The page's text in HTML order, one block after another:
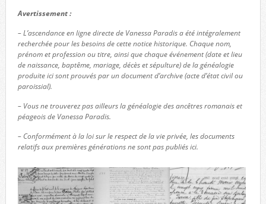
Avertissement :
– L’ascendance en ligne directe de Vanessa Paradis a été intégralement
recherchée pour les besoins de cette notice historique. Chaque nom,
prénom et profession ou titre, ainsi que chaque événement (date et lieu
de naissance, baptême, mariage, décès et sépulture) de la généalogie
produite ici sont prouvés par un document d’archive (acte d’état civil ou
paroissial).
– Vous ne trouverez pas ailleurs la généalogie des ancêtres romanais et
péageois de Vanessa Paradis.
– Conformément à la loi sur le respect de la vie privée, les documents
relatifs aux premières générations ne sont pas publiés ici.